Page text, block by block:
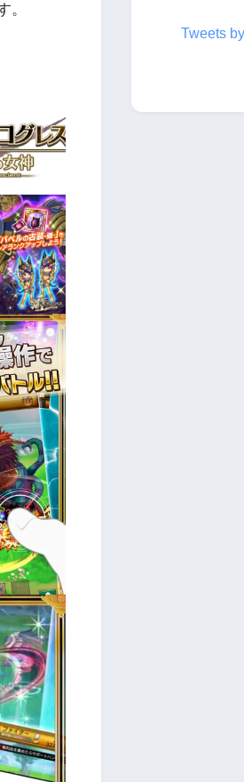
。
Tweets